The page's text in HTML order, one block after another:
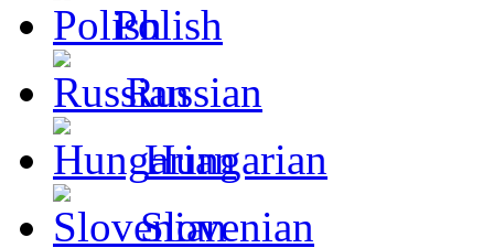
Polish
Russian
Hungarian
Slovenian